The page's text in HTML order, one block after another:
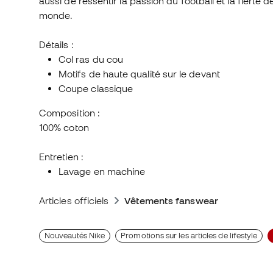
monde.
Détails :
Col ras du cou
Motifs de haute qualité sur le devant
Coupe classique
Composition :
100% coton
Entretien :
Lavage en machine
Articles officiels Vêtements fanswear
Nouveautés Nike Promotions sur les articles de lifestyle